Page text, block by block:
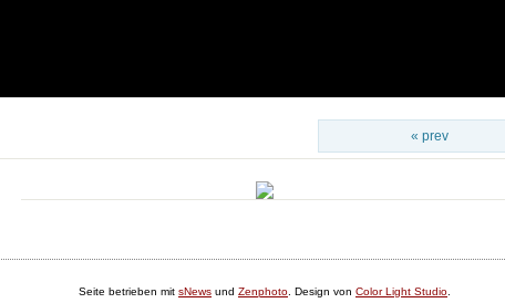
« prev
Seite betrieben mit sNews und Zenphoto . Design von Color Light Studio